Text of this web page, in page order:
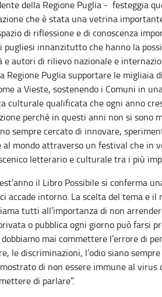
della Regione Puglia - festeggia
che è stata una vetrina
di riflessione e di conoscenza
pugliesi innanzitutto che hanno la
autori di rilievo nazionale e
Regione Puglia supportare le migliaia
a Vieste, sostenendo i Comuni in
culturale qualificata che ogni anno
perché in questi anni non si sono
sempre cercato di innovare,
al mondo attraverso un festival che in
letterario e culturale tra i più
il Libro Possibile si conferma
accade intorno. La scelta del tema e
tutti all’importanza di non
o pubblica ogni giorno può farsi
mai commettere l’errore di
le discriminazioni, l’odio siano
di non essere immune al virus
di parlare”.